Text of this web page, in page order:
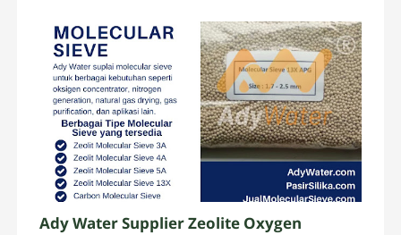
Ady Water Supplier Zeolite Oxygen